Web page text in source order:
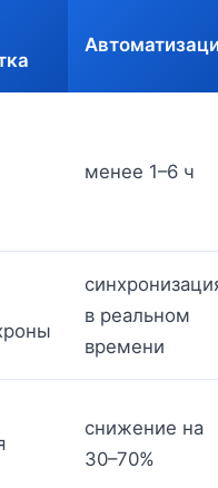
менее 1–6 ч
в реальном
времени
снижение на
30–70%